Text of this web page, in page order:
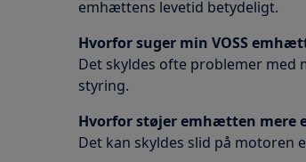
emhættens levetid betydeligt.
Hvorfor suger min VOSS
Det skyldes ofte problemer med
styring.
Hvorfor støjer emhætten mere
Det kan skyldes slid på motoren